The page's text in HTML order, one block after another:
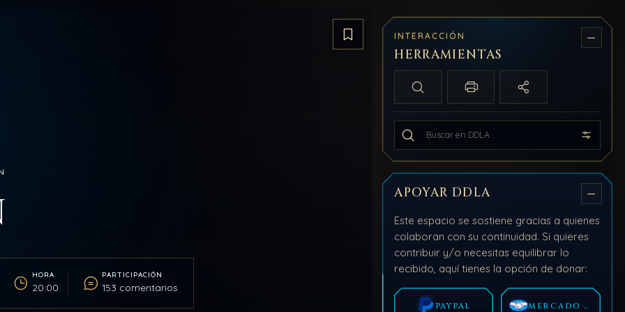
Guardar artículo
HORA
20:00
PARTICIPACIÓN
153 comentarios
INTERACCIÓN
HERRAMIENTAS
Búsqueda localImprimir / PDFCompartir
Buscar en todo DDLA
APOYAR DDLA
Este espacio se sostiene gracias a quienes
colaboran con su continuidad. Si quieres
contribuir y/o necesitas equilibrar lo
recibido, aquí tienes la opción de donar:
PAYPAL MERCADO PAGO